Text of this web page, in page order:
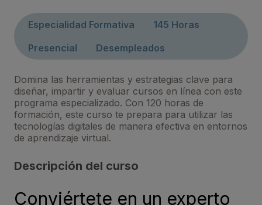
Especialidad Formativa
145 Horas
Presencial
Desempleados
Domina las herramientas y estrategias clave para
diseñar, impartir y evaluar cursos en línea con este
programa especializado. Con 120 horas de
formación, este curso te prepara para utilizar las
tecnologías digitales de manera efectiva en entornos
de aprendizaje virtual.
Descripción del curso
Conviértete en un experto